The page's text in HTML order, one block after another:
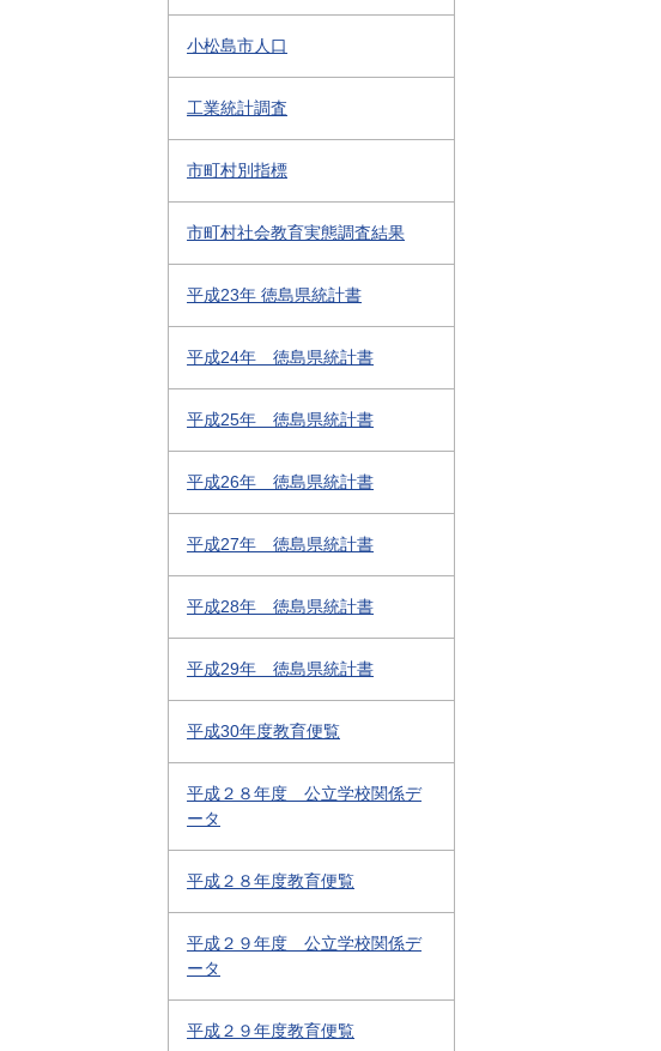
小松島市人口
工業統計調査
市町村別指標
市町村社会教育実態調査結果
平成23年 徳島県統計書
平成24年 徳島県統計書
平成25年 徳島県統計書
平成26年 徳島県統計書
平成27年 徳島県統計書
平成28年 徳島県統計書
平成29年 徳島県統計書
平成30年度教育便覧
平成２８年度 公立学校関係デ
ータ
平成２８年度教育便覧
平成２９年度 公立学校関係デ
ータ
平成２９年度教育便覧